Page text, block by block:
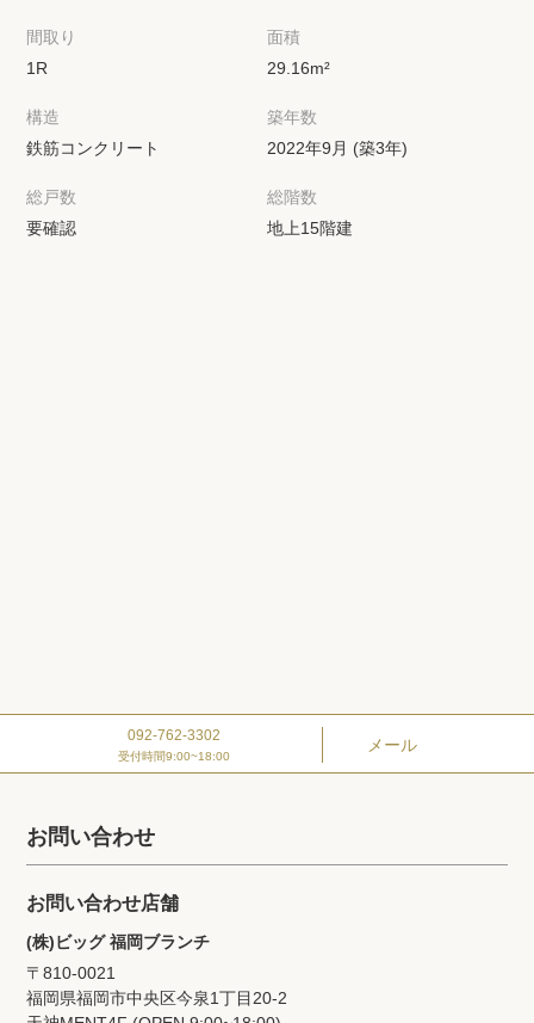
間取り
1R
面積
29.16m²
構造
鉄筋コンクリート
築年数
2022年9月 (築3年)
総戸数
要確認
総階数
地上15階建
092-762-3302
受付時間9:00~18:00
メール
お問い合わせ
お問い合わせ店舗
(株)ビッグ 福岡ブランチ
〒810-0021
福岡県福岡市中央区今泉1丁目20‐2